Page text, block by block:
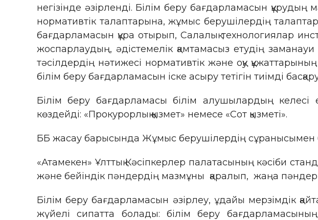
негізінде әзірленді. Білім беру бағдарламасын
нормативтік талаптарына, жұмыс берушілердің
бағдарламасын құра отырып, Салалық технологиялар
жоспарлаудың, әдістемелік қамтамасыз етудің
тәсілдердің нәтижесі нормативтік және оқу
білім беру бағдарламасын іске асыру тетігін тиімді
Білім беру бағдарламасы білім алушылардың
көздейді: «Прокурорлық қызмет» немесе «Сот қызметі».
ББ жасау барысында Жұмыс берушілердің сұранысымен
«Атамекен» Ұлттық Кәсіпкерлер палатасының кәсіби
және бейіндік пәндердің мазмұны қаралып, жаңа пәндер
Білім беру бағдарламасын әзірлеу, ұдайы мерзімдік
жүйелі сипатта болады: білім беру